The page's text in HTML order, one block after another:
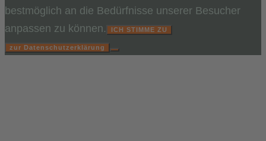
bestmöglich an die Bedürfnisse unserer Besucher
anpassen zu können.
ICH STIMME ZU
zur Datenschutzerklärung